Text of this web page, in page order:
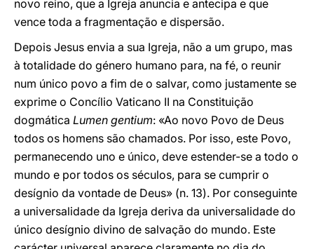
novo reino, que a Igreja anuncia e antecipa e que
vence toda a fragmentação e dispersão.
Depois Jesus envia a sua Igreja, não a um grupo, mas
à totalidade do género humano para, na fé, o reunir
num único povo a fim de o salvar, como justamente se
exprime o Concílio Vaticano II na Constituição
dogmática Lumen gentium: «Ao novo Povo de Deus
todos os homens são chamados. Por isso, este Povo,
permanecendo uno e único, deve estender-se a todo o
mundo e por todos os séculos, para se cumprir o
desígnio da vontade de Deus» (n. 13). Por conseguinte
a universalidade da Igreja deriva da universalidade do
único desígnio divino de salvação do mundo. Este